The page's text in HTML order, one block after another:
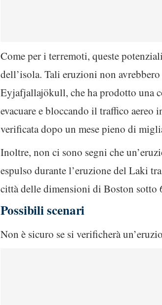
Come per i terremoti, queste
dell’isola. Tali eruzioni non
Eyjafjallajökull, che ha prodotto una
evacuare e bloccando il traffico
verificata dopo un mese pieno di
Inoltre, non ci sono segni che
espulso durante l’eruzione del Laki
città delle dimensioni di Boston sotto
Possibili scenari
Non è sicuro se si verificherà